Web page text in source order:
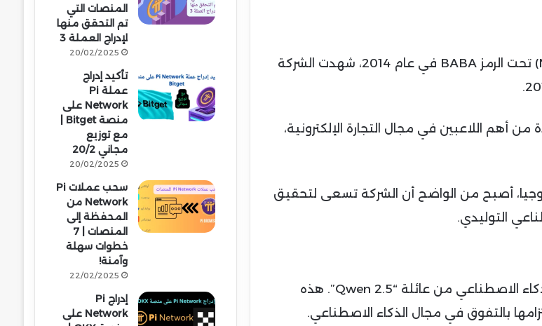
(NYSE) تحت الرمز BABA في عام 2014، شهدت الشركة
واحدة من أهم اللاعبين في مجال التجارة الإلكترونية،
أصبح من الواضح أن الشركة تسعى لتحقيق
التوليدي.
مؤخراً عن إطلاق 100 نموذج مفتوح المصدر للذكاء الاصطناعي من عائلة “Qwen 2.5”. هذه
بالتفوق في مجال الذكاء الاصطناعي.
المنصات التي
تم التحقق منها
لإدراج العملة 3
20/02/2025
تأكيد إدراج
عملة Pi
Network على
مع توزيع
مجاني 20/2
20/02/2025
سحب عملات Pi
Network من
المحفظة إلى
المنصات | 7
خطوات سهلة
وآمنة!
22/02/2025
إدراج Pi
Network على